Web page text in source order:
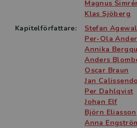
prövning av behörighet för
från länder utanför EU samt
för läkare med legitimation från
Boken kan också vara värdefull i
internmedicin, för läkare inom
som ett uppslagsverk inom
Magnus
Klas Sjöberg
Kapitelförfattare:
Stefan
Per-Ola
Annika
Anders
Oscar Braun
Jan
Per Dahlqvist
Johan Elf
Björn Eliasson
Anna